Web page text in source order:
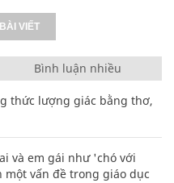
VIẾT
Bình luận nhiều
thức lượng giác bằng thơ,
và em gái như 'chó với
vấn đề trong giáo dục